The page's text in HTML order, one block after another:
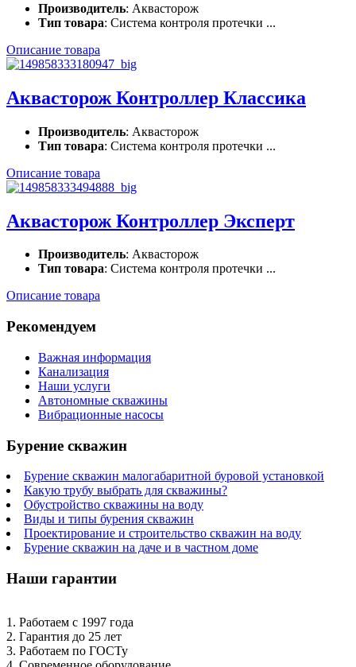
Производитель: Аквасторож
Тип товара: Система контроля протечки ...
Описание товара
Аквасторож Контроллер Классика
Производитель: Аквасторож
Тип товара: Система контроля протечки ...
Описание товара
Аквасторож Контроллер Эксперт
Производитель: Аквасторож
Тип товара: Система контроля протечки ...
Описание товара
Рекомендуем
Важная информация
Канализация
Наши услуги
Автономные скважины
Вибрационные насосы
Бурение скважин
Бурение скважин малогабаритной буровой установкой
Какую трубу выбрать для скважины?
Обустройство скважины на воду
Виды и типы бурения скважин
Проектирование и строительство скважин на воду
Бурение скважин на даче и в частном доме
Наши гарантии
1. Работаем с 1997 года
2. Гарантия до 25 лет
3. Работаем по ГОСТу